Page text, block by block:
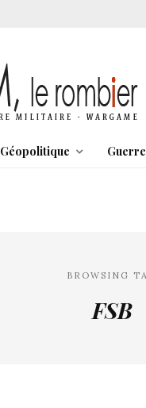
Géopolitique Guerre
BROWSING
FSB